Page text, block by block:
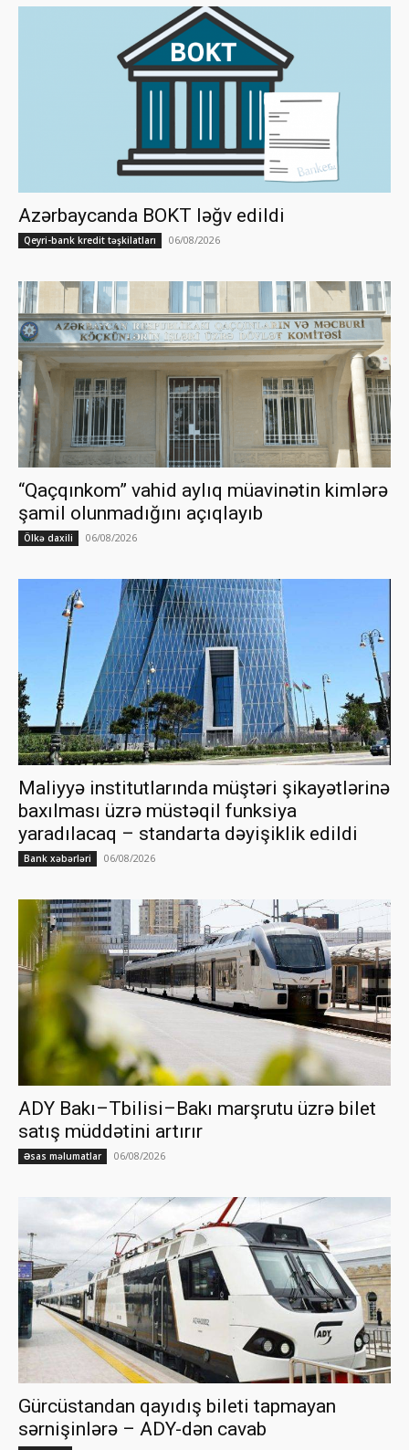
Azərbaycanda BOKT ləğv edildi
Qeyri-bank kredit təşkilatları 06/08/2026
“Qaçqınkom” vahid aylıq müavinətin kimlərə
şamil olunmadığını açıqlayıb
Ölkə daxili 06/08/2026
Maliyyə institutlarında müştəri şikayətlərinə
baxılması üzrə müstəqil funksiya
yaradılacaq – standarta dəyişiklik edildi
Bank xəbərləri 06/08/2026
ADY Bakı–Tbilisi–Bakı marşrutu üzrə bilet
satış müddətini artırır
Əsas məlumatlar 06/08/2026
Gürcüstandan qayıdış bileti tapmayan
sərnişinlərə – ADY-dən cavab